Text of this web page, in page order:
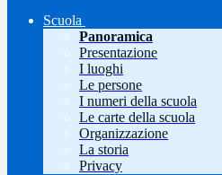
Scuola
Panoramica
Presentazione
I luoghi
Le persone
I numeri della scuola
Le carte della scuola
Organizzazione
La storia
Privacy